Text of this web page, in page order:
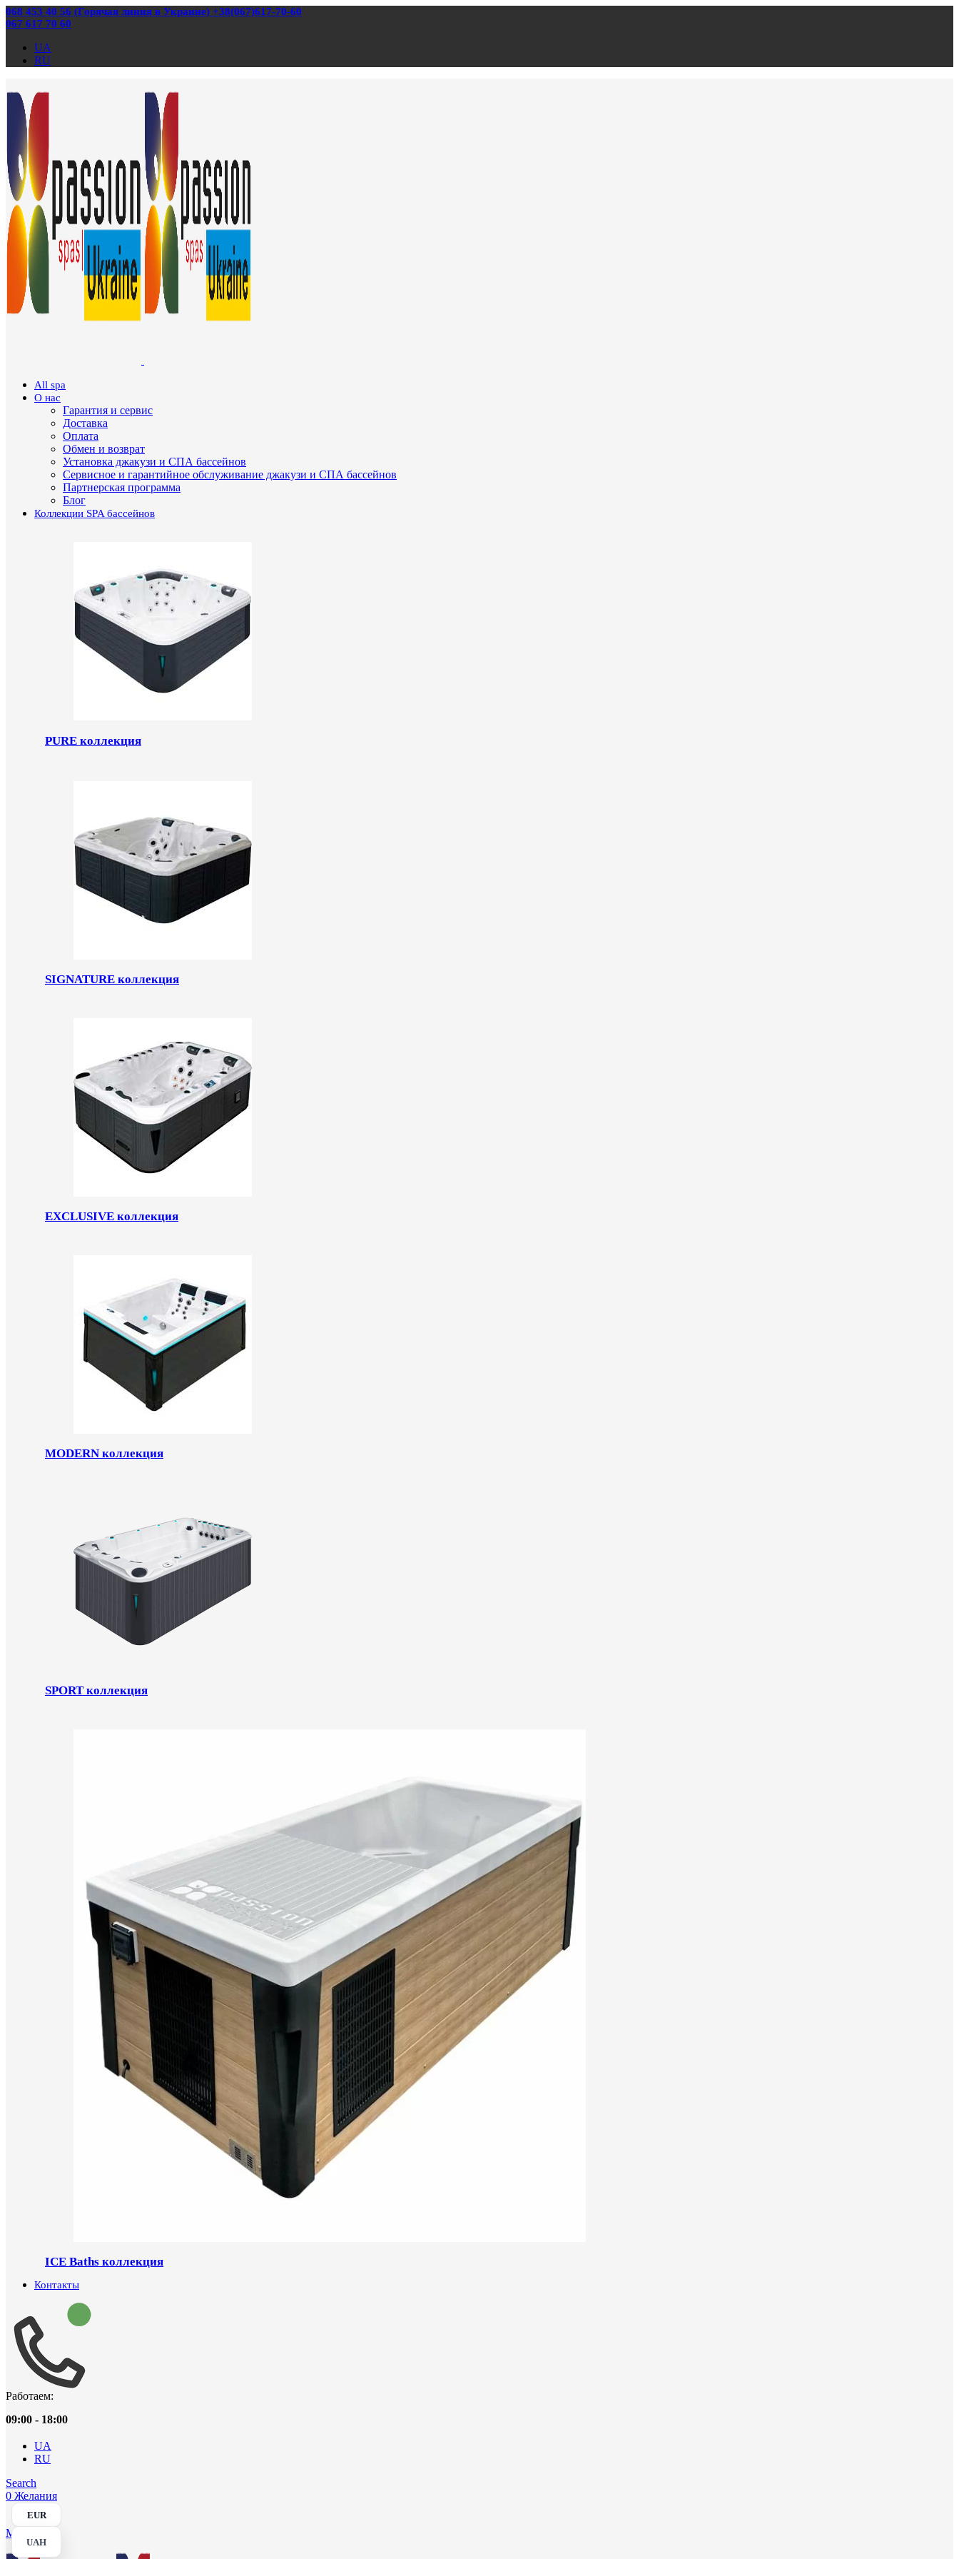
068 453 40 56 (Горячая линия в Украине) +38(067)617-70-60
067 617 70 60
UA
RU
All spa
О нас
Гарантия и сервис
Доставка
Оплата
Обмен и возврат
Установка джакузи и СПА бассейнов
Сервисное и гарантийное обслуживание джакузи и СПА бассейнов
Партнерская программа
Блог
Коллекции SPA бассейнов
PURE коллекция
SIGNATURE коллекция
EXCLUSIVE коллекция
MODERN коллекция
SPORT коллекция
ICE Baths коллекция
Контакты
Работаем:
09:00 - 18:00
UA
RU
Search
0 Желания
EUR
UAH
Menu